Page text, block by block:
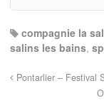
compagnie la
salins les bains,
Pontarlier – Festival